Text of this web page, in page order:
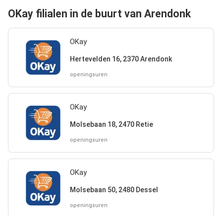
OKay filialen in de buurt van Arendonk
OKay
Hertevelden 16, 2370 Arendonk
openingsuren
OKay
Molsebaan 18, 2470 Retie
openingsuren
OKay
Molsebaan 50, 2480 Dessel
openingsuren